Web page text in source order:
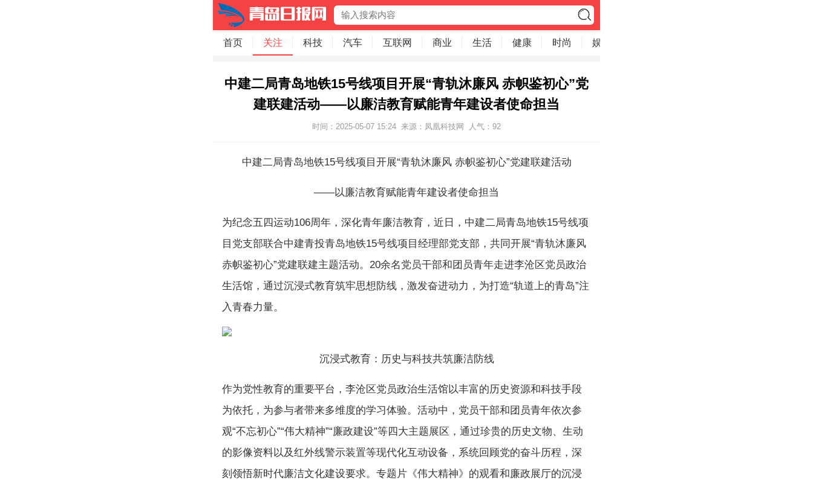
首页 关注 科技 汽车 互联网 商业 生活 健康 时尚 娱乐
中建二局青岛地铁15号线项目开展“青轨沐廉风 赤帜鉴初心”党
建联建活动——以廉洁教育赋能青年建设者使命担当
时间：2025-05-07 15:24 来源：凤凰科技网 人气： 92
中建二局青岛地铁15号线项目开展“青轨沐廉风 赤帜鉴初心”党建联建活动
——以廉洁教育赋能青年建设者使命担当
为纪念五四运动106周年，深化青年廉洁教育，近日，中建二局青岛地铁15号线项
目党支部联合中建青投青岛地铁15号线项目经理部党支部，共同开展“青轨沐廉风
赤帜鉴初心”党建联建主题活动。20余名党员干部和团员青年走进李沧区党员政治
生活馆，通过沉浸式教育筑牢思想防线，激发奋进动力，为打造“轨道上的青岛”注
入青春力量。
沉浸式教育：历史与科技共筑廉洁防线
作为党性教育的重要平台，李沧区党员政治生活馆以丰富的历史资源和科技手段
为依托，为参与者带来多维度的学习体验。活动中，党员干部和团员青年依次参
观“不忘初心”“伟大精神”“廉政建设”等四大主题展区，通过珍贵的历史文物、生动
的影像资料以及红外线警示装置等现代化互动设备，系统回顾党的奋斗历程，深
刻领悟新时代廉洁文化建设要求。专题片《伟大精神》的观看和廉政展厅的沉浸